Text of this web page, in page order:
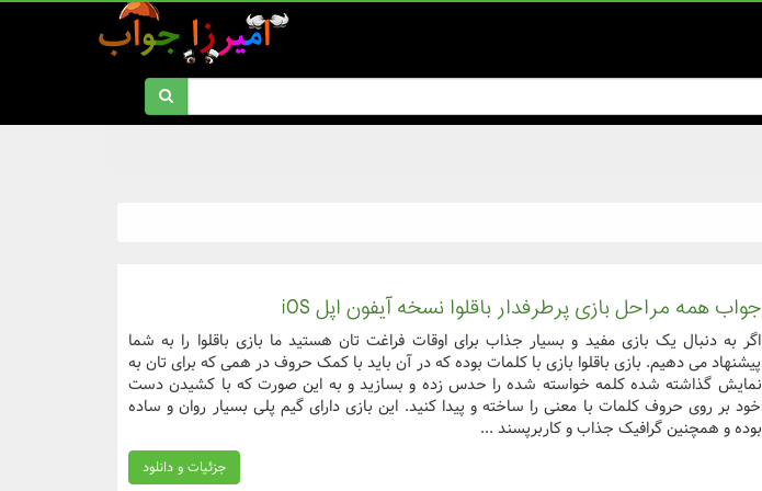
جواب همه مراحل بازی پرطرفدار باقلوا نسخه آیفون اپل iOS
اگر به دنبال یک بازی مفید و بسیار جذاب برای اوقات فراغت تان هستید ما بازی باقلوا را به شما
پیشنهاد می دهیم. بازی باقلوا بازی با کلمات بوده که در آن باید با کمک حروف در همی که برای تان به
نمایش گذاشته شده کلمه خواسته شده را حدس زده و بسازید و به این صورت که با کشیدن دست
خود بر روی حروف کلمات با معنی را ساخته و پیدا کنید. این بازی دارای گیم پلی بسیار روان و ساده
بوده و همچنین گرافیک جذاب و کاربرپسند ...
جزئیات و دانلود